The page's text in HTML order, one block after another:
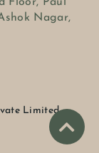
Floor, Paul
Nagar,
Limited